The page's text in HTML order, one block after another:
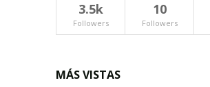
3.5k
Followers
10
Followers
MÁS VISTAS